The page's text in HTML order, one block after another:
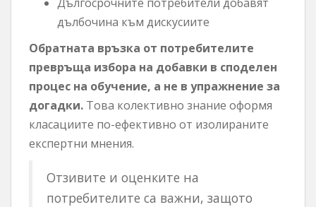
дълбочина към дискусиите
Обратната връзка от потребителите
превръща избора на добавки в споделен
процес на обучение, а не в упражнение за
догадки. Това колективно знание оформя
класациите по-ефективно от изолираните
експертни мнения.
Отзивите и оценките на
потребителите са важни, защото